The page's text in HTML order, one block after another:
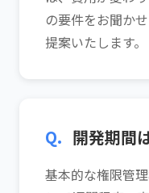
の要件をお聞か
提案いたします。
Q. 開発期間
基本的な権限管